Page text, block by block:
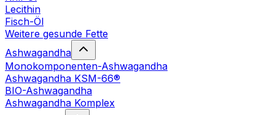
Lecithin
Fisch-Öl
Weitere gesunde Fette
Ashwagandha
Monokomponenten-Ashwagandha
Ashwagandha KSM-66®
BIO-Ashwagandha
Ashwagandha Komplex